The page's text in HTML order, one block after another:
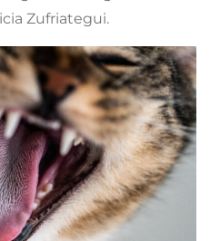
Zufriategui.